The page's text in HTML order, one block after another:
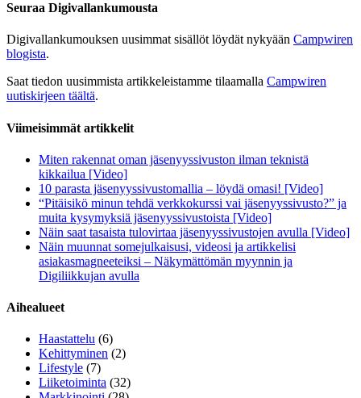
Seuraa Digivallankumousta
Digivallankumouksen uusimmat sisällöt löydät nykyään Campwiren
blogista.
Saat tiedon uusimmista artikkeleistamme tilaamalla Campwiren
uutiskirjeen täältä.
Viimeisimmät artikkelit
Miten rakennat oman jäsenyyssivuston ilman teknistä
kikkailua [Video]
10 parasta jäsenyyssivustomallia – löydä omasi! [Video]
“Pitäisikö minun tehdä verkkokurssi vai jäsenyyssivusto?” ja
muita kysymyksiä jäsenyyssivustoista [Video]
Näin saat tasaista tulovirtaa jäsenyyssivustojen avulla [Video]
Näin muunnat somejulkaisusi, videosi ja artikkelisi
asiakasmagneeteiksi – Näkymättömän myynnin ja
Digiliikkujan avulla
Aihealueet
Haastattelu (6)
Kehittyminen (2)
Lifestyle (7)
Liiketoiminta (32)